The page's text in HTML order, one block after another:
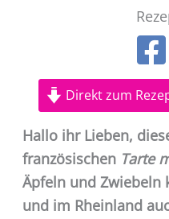
Direkt zum
Hallo ihr Lieben,
französischen Tarte
Äpfeln und Zwiebeln
und im Rheinland